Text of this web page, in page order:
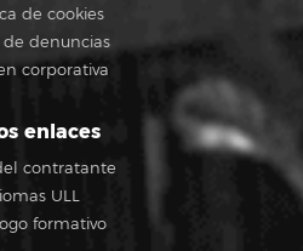
de cookies
de denuncias
corporativa
enlaces
contratante
ULL
formativo